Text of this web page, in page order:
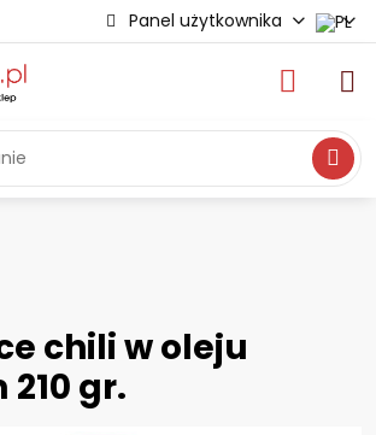
Panel użytkownika
chili w oleju
gr.